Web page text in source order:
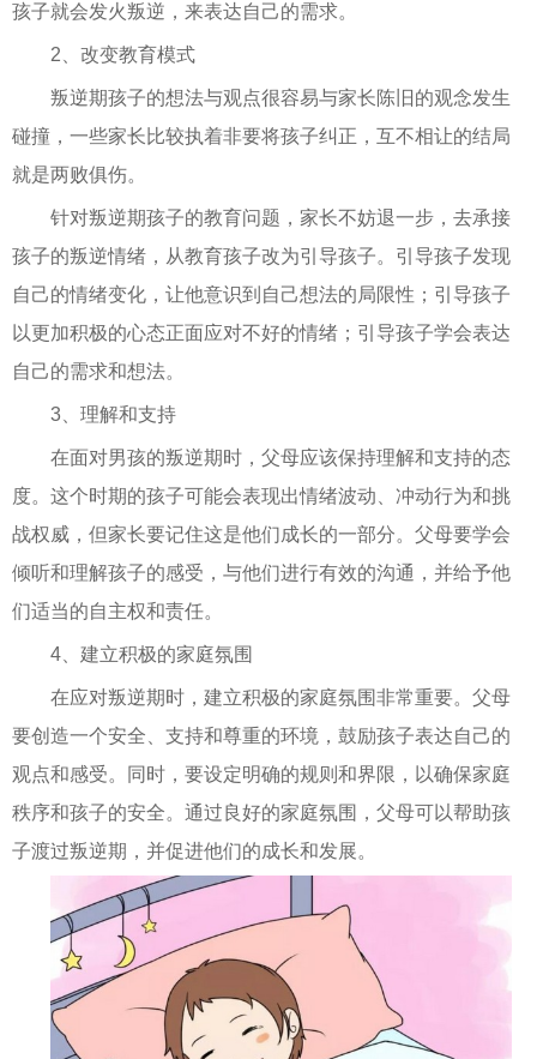
孩子就会发火叛逆，来表达自己的需求。
2、改变教育模式
叛逆期孩子的想法与观点很容易与家长陈旧的观念发生
碰撞，一些家长比较执着非要将孩子纠正，互不相让的结局
就是两败俱伤。
针对叛逆期孩子的教育问题，家长不妨退一步，去承接
孩子的叛逆情绪，从教育孩子改为引导孩子。引导孩子发现
自己的情绪变化，让他意识到自己想法的局限性；引导孩子
以更加积极的心态正面应对不好的情绪；引导孩子学会表达
自己的需求和想法。
3、理解和支持
在面对男孩的叛逆期时，父母应该保持理解和支持的态
度。这个时期的孩子可能会表现出情绪波动、冲动行为和挑
战权威，但家长要记住这是他们成长的一部分。父母要学会
倾听和理解孩子的感受，与他们进行有效的沟通，并给予他
们适当的自主权和责任。
4、建立积极的家庭氛围
在应对叛逆期时，建立积极的家庭氛围非常重要。父母
要创造一个安全、支持和尊重的环境，鼓励孩子表达自己的
观点和感受。同时，要设定明确的规则和界限，以确保家庭
秩序和孩子的安全。通过良好的家庭氛围，父母可以帮助孩
子渡过叛逆期，并促进他们的成长和发展。